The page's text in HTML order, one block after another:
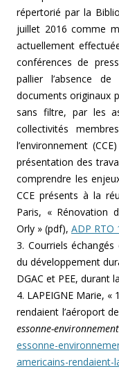
répertorié par la
juillet 2016 comme
actuellement
conférences de
pallier l’absence
documents originaux
sans filtre, par les
collectivités
l’environnement
présentation des
comprendre les
CCE présents à la
Paris, « Rénovation
Orly » (pdf), ADP RTO
3. Courriels
du développement
DGAC et PEE, durant
4. LAPEIGNE Marie,
rendaient l’aéroport
essonne-
essonne-
americains-